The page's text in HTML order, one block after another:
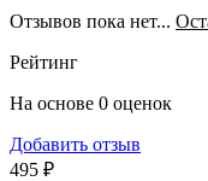
Отзывов пока нет...
Рейтинг
На основе 0 оценок
Добавить отзыв
495 ₽